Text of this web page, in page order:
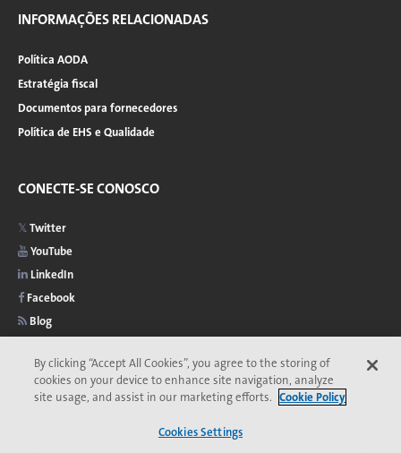
INFORMAÇÕES RELACIONADAS
Política AODA
Estratégia fiscal
Documentos para fornecedores
Política de EHS e Qualidade
CONECTE-SE CONOSCO
Twitter
YouTube
LinkedIn
Facebook
Blog
Comitê de Ética da Veolia
Termos e Condições
By clicking “Accept All Cookies”, you agree to the storing of
cookies on your device to enhance site navigation, analyze
site usage, and assist in our marketing efforts. Cookie Policy
Cookies Settings